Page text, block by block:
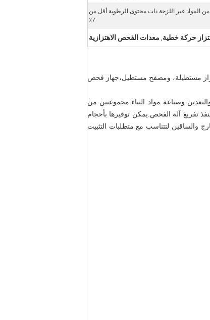
لغربلة 0.074 مم ~ 10 مم من المواد غير اللزجة ذات محتوى الرطوبة أقل من
7٪
حركة خطية, معدات الفحص الاهتزازية
مستطيلة، ومصفح مستطيل،جهاز فحص
وصناعة مواد البناء.مجموعتين من
تفريغ آلة الفحص.يمكن توفيرها بأحجام
لتتناسب مع متطلبات التثبيت